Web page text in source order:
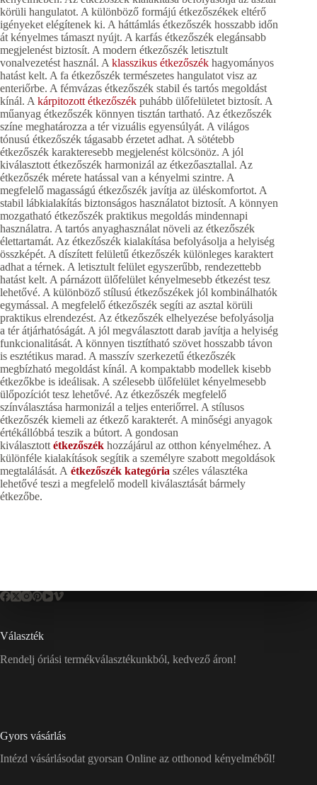
körüli hangulatot. A különböző formájú étkezőszékek eltérő
igényeket elégítenek ki. A háttámlás étkezőszék hosszabb időn
át kényelmes támaszt nyújt. A karfás étkezőszék elegánsabb
megjelenést biztosít. A modern étkezőszék letisztult
vonalvezetést használ. A klasszikus étkezőszék hagyományos
hatást kelt. A fa étkezőszék természetes hangulatot visz az
enteriőrbe. A fémvázas étkezőszék stabil és tartós megoldást
kínál. A kárpitozott étkezőszék puhább ülőfelületet biztosít. A
műanyag étkezőszék könnyen tisztán tartható. Az étkezőszék
színe meghatározza a tér vizuális egyensúlyát. A világos
tónusú étkezőszék tágasabb érzetet adhat. A sötétebb
étkezőszék karakteresebb megjelenést kölcsönöz. A jól
kiválasztott étkezőszék harmonizál az étkezőasztallal. Az
étkezőszék mérete hatással van a kényelmi szintre. A
megfelelő magasságú étkezőszék javítja az üléskomfortot. A
stabil lábkialakítás biztonságos használatot biztosít. A könnyen
mozgatható étkezőszék praktikus megoldás mindennapi
használatra. A tartós anyaghasználat növeli az étkezőszék
élettartamát. Az étkezőszék kialakítása befolyásolja a helyiség
összképét. A díszített felületű étkezőszék különleges karaktert
adhat a térnek. A letisztult felület egyszerűbb, rendezettebb
hatást kelt. A párnázott ülőfelület kényelmesebb étkezést tesz
lehetővé. A különböző stílusú étkezőszékek jól kombinálhatók
egymással. A megfelelő étkezőszék segíti az asztal körüli
praktikus elrendezést. Az étkezőszék elhelyezése befolyásolja
a tér átjárhatóságát. A jól megválasztott darab javítja a helyiség
funkcionalitását. A könnyen tisztítható szövet hosszabb távon
is esztétikus marad. A masszív szerkezetű étkezőszék
megbízható megoldást kínál. A kompaktabb modellek kisebb
étkezőkbe is ideálisak. A szélesebb ülőfelület kényelmesebb
ülőpozíciót tesz lehetővé. Az étkezőszék megfelelő
színválasztása harmonizál a teljes enteriőrrel. A stílusos
étkezőszék kiemeli az étkező karakterét. A minőségi anyagok
értékállóbbá teszik a bútort. A gondosan
kiválasztott étkezőszék hozzájárul az otthon kényelméhez. A
különféle kialakítások segítik a személyre szabott megoldások
megtalálását. A étkezőszék kategória széles választéka
lehetővé teszi a megfelelő modell kiválasztását bármely
étkezőbe.
Választék
Rendelj óriási termékválasztékunkból, kedvező áron!
Gyors vásárlás
Intézd vásárlásodat gyorsan Online az otthonod kényelméből!